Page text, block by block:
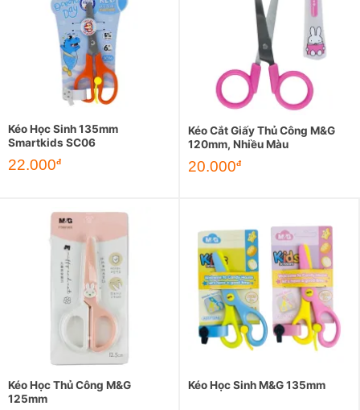
Kéo Học Sinh 135mm
Smartkids SC06
22.000đ
Kéo Cắt Giấy Thủ Công M&G
120mm, Nhiều Màu
Giá
gốc
20.000đGiá
Kéo Học Thủ Công M&G
125mm
Kéo Học Sinh M&G 135mm